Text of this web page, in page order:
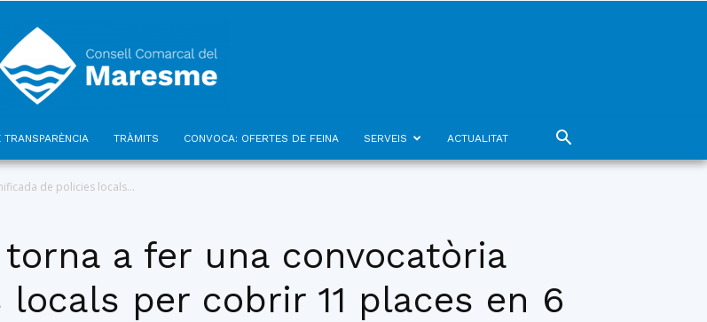
TRANSPARÈNCIA TRÀMITS CONVOCA: OFERTES DE FEINA SERVEIS ACTUALITAT
de policies locals...
a fer una convocatòria
per cobrir 11 places en 6